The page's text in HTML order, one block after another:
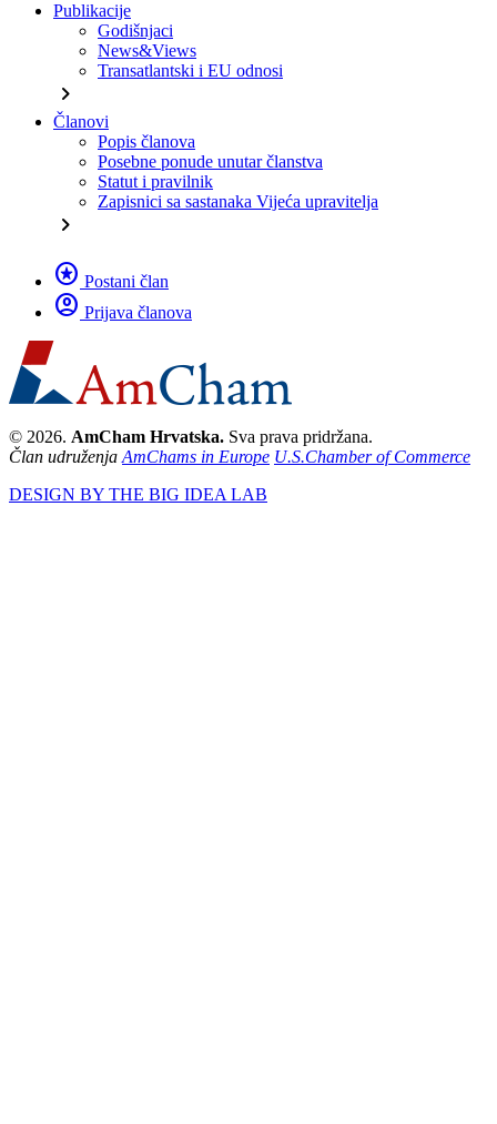
Publikacije
Godišnjaci
News&Views
Transatlantski i EU odnosi
chevron_right
Članovi
Popis članova
Posebne ponude unutar članstva
Statut i pravilnik
Zapisnici sa sastanaka Vijeća upravitelja
chevron_right
stars Postani član
account_circle Prijava članova
© 2026. AmCham Hrvatska. Sva prava pridržana.
Član udruženja AmChams in Europe U.S.Chamber of Commerce
DESIGN BY THE BIG IDEA LAB